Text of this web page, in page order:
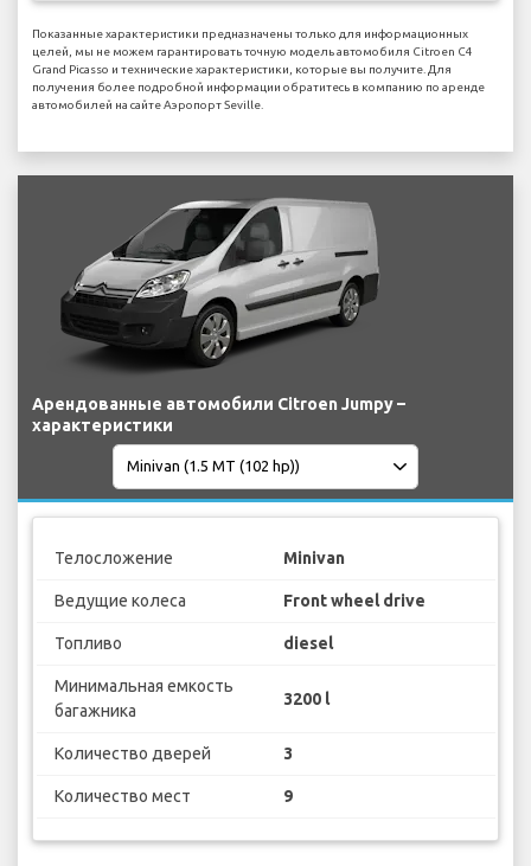
Показанные характеристики предназначены только для информационных
целей, мы не можем гарантировать точную модель автомобиля Citroen C4
Grand Picasso и технические характеристики, которые вы получите. Для
получения более подробной информации обратитесь в компанию по аренде
автомобилей на сайте Аэропорт Seville.
Арендованные автомобили Citroen Jumpy –
характеристики
Телосложение Minivan
Ведущие колеса Front wheel drive
Топливо diesel
Минимальная емкость
багажника
3200 l
Количество дверей 3
Количество мест 9